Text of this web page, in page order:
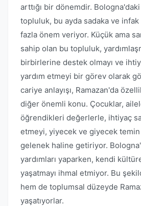
arttığı bir dönemdir.
topluluk, bu ayda sadaka ve
fazla önem veriyor. Küçük ama
sahip olan bu topluluk,
birbirlerine destek olmayı ve
yardım etmeyi bir görev olarak
cariye anlayışı, Ramazan'da
diğer önemli konu. Çocuklar,
öğrendikleri değerlerle, ihtiyaç
etmeyi, yiyecek ve giyecek
gelenek haline getiriyor.
yardımları yaparken, kendi
yaşatmayı ihmal etmiyor. Bu
hem de toplumsal düzeyde
yaşatıyorlar.